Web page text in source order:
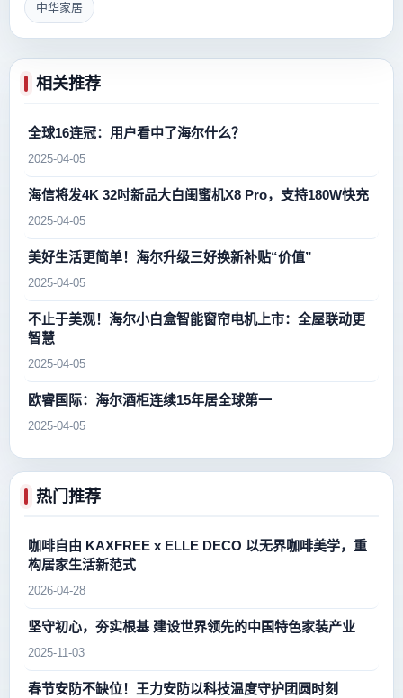
中华家居
相关推荐
全球16连冠：用户看中了海尔什么？
2025-04-05
海信将发4K 32吋新品大白闺蜜机X8 Pro，支持180W快充
2025-04-05
美好生活更简单！海尔升级三好换新补贴“价值”
2025-04-05
不止于美观！海尔小白盒智能窗帘电机上市：全屋联动更
智慧
2025-04-05
欧睿国际：海尔酒柜连续15年居全球第一
2025-04-05
热门推荐
咖啡自由 KAXFREE x ELLE DECO 以无界咖啡美学，重
构居家生活新范式
2026-04-28
坚守初心，夯实根基 建设世界领先的中国特色家装产业
2025-11-03
春节安防不缺位！王力安防以科技温度守护团圆时刻